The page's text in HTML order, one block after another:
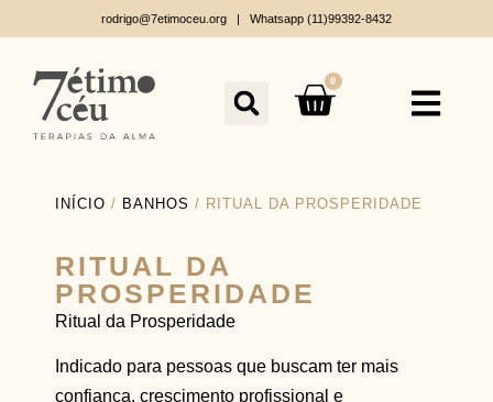
rodrigo@7etimoceu.org | Whatsapp (11)99392-8432
0
INÍCIO / BANHOS / RITUAL DA PROSPERIDADE
RITUAL DA
PROSPERIDADE
Ritual da Prosperidade
Indicado para pessoas que buscam ter mais
confiança, crescimento profissional e